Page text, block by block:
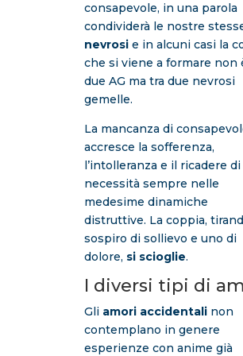
consapevole, in una parola
condividerà le nostre
nevrosie in alcuni casi la
che si viene a formare non
due AG ma tra due nevrosi
gemelle.
La mancanza di
accresce la sofferenza,
l’intolleranza e il ricadere di
necessità sempre nelle
medesime dinamiche
distruttive. La coppia,
sospiro di sollievo e uno di
dolore, si scioglie.
I diversi tipi di
Gli amori accidentalinon
contemplano in genere
esperienze con anime già